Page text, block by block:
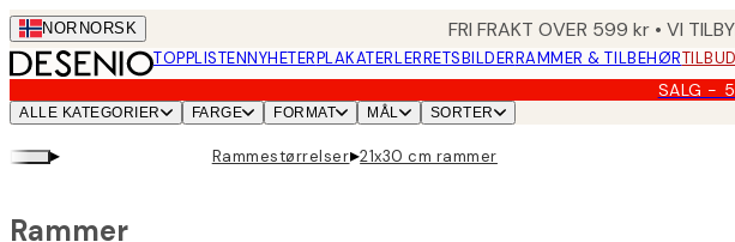
Skip
to
main
content.
NOR NORSK FRI FRAKT OVER 599 kr • VI
TOPPLISTENNYHETERPLAKATERLERRETSBILDERRAMMER & TILBEHØRTILBUD
SALG -
ALLE KATEGORIER FARGE FORMAT MÅL SORTER
▸ Rammestørrelser▸21x30 cm rammer
Rammer